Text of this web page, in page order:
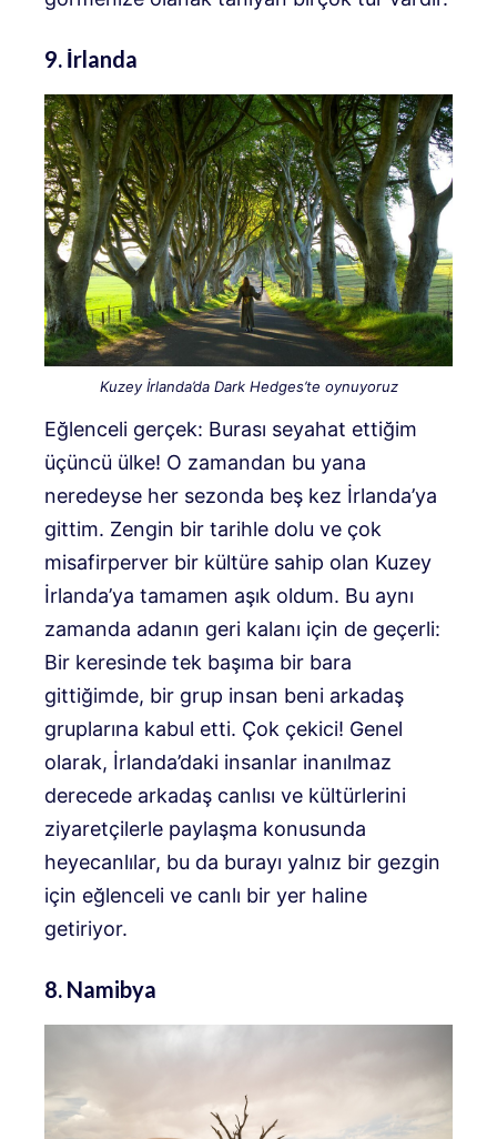
9. İrlanda
Kuzey İrlanda’da Dark Hedges’te oynuyoruz
Eğlenceli gerçek: Burası seyahat ettiğim
üçüncü ülke! O zamandan bu yana
neredeyse her sezonda beş kez İrlanda’ya
gittim. Zengin bir tarihle dolu ve çok
misafirperver bir kültüre sahip olan Kuzey
İrlanda’ya tamamen aşık oldum. Bu aynı
zamanda adanın geri kalanı için de geçerli:
Bir keresinde tek başıma bir bara
gittiğimde, bir grup insan beni arkadaş
gruplarına kabul etti. Çok çekici! Genel
olarak, İrlanda’daki insanlar inanılmaz
derecede arkadaş canlısı ve kültürlerini
ziyaretçilerle paylaşma konusunda
heyecanlılar, bu da burayı yalnız bir gezgin
için eğlenceli ve canlı bir yer haline
getiriyor.
8. Namibya